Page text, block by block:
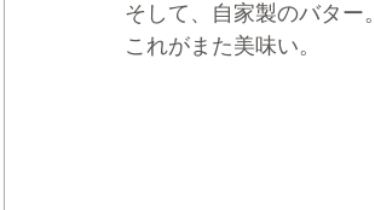
そして、自家製のバター。
これがまた美味い。